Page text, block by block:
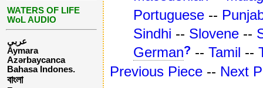
WATERS OF LIFE
WoL AUDIO
عربي
Aymara
Azərbaycanca
Bahasa Indones.
বাংলা
Portuguese --
Sindhi -- Slovene --
German? -- Tamil --
Previous Piece -- Next